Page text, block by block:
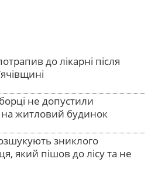
до лікарні після
не допустили
житловий будинок
зниклого
який пішов до лісу та не